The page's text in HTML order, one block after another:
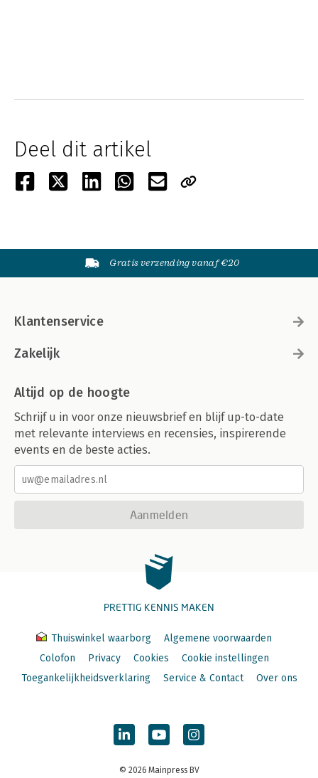
Deel dit artikel
Gratis verzending vanaf €20
Klantenservice
Zakelijk
Altijd op de hoogte
Schrijf u in voor onze nieuwsbrief en blijf up-to-date
met relevante interviews en recensies, inspirerende
events en de beste acties.
Aanmelden
PRETTIG KENNIS MAKEN
Thuiswinkel waarborg
Algemene voorwaarden
Colofon
Privacy Cookies
Cookie instellingen
Toegankelijkheidsverklaring
Service & Contact Over ons
© 2026 Mainpress BV